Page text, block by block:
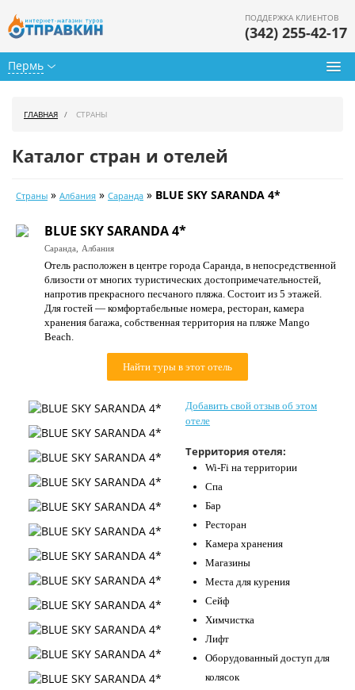
Пермь
ПОДДЕРЖКА КЛИЕНТОВ
(342) 255-42-17
Календарь туров
Цены дня
Страны
Как купить
О нас
ГЛАВНАЯ СТРАНЫ
Каталог стран и отелей
Страны » Албания » Саранда » BLUE SKY SARANDA 4*
BLUE SKY SARANDA 4*
Саранда, Албания
Отель расположен в центре города Саранда, в непосредственной
близости от многих туристических достопримечательностей,
напротив прекрасного песчаного пляжа. Состоит из 5 этажей.
Для гостей — комфортабельные номера, ресторан, камера
хранения багажа, собственная территория на пляже Mango
Beach.
Найти туры в этот отель
Добавить свой отзыв об этом
отеле
Территория отеля:
Wi-Fi на территории
Спа
Бар
Ресторан
Камера хранения
Магазины
Места для курения
Сейф
Химчистка
Лифт
Оборудованный доступ для
колясок